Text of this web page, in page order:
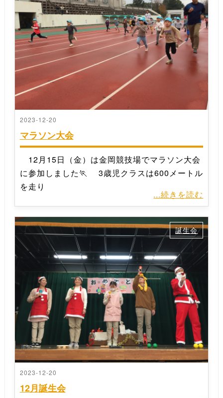
2023-12-20
マラソン大会
12月15日（金）は金岡競技場でマラソン大会
に参加しました🏃 3歳児クラスは600メートル
を走り
...続きを読む
2023-12-20
12月誕生会
誕生会